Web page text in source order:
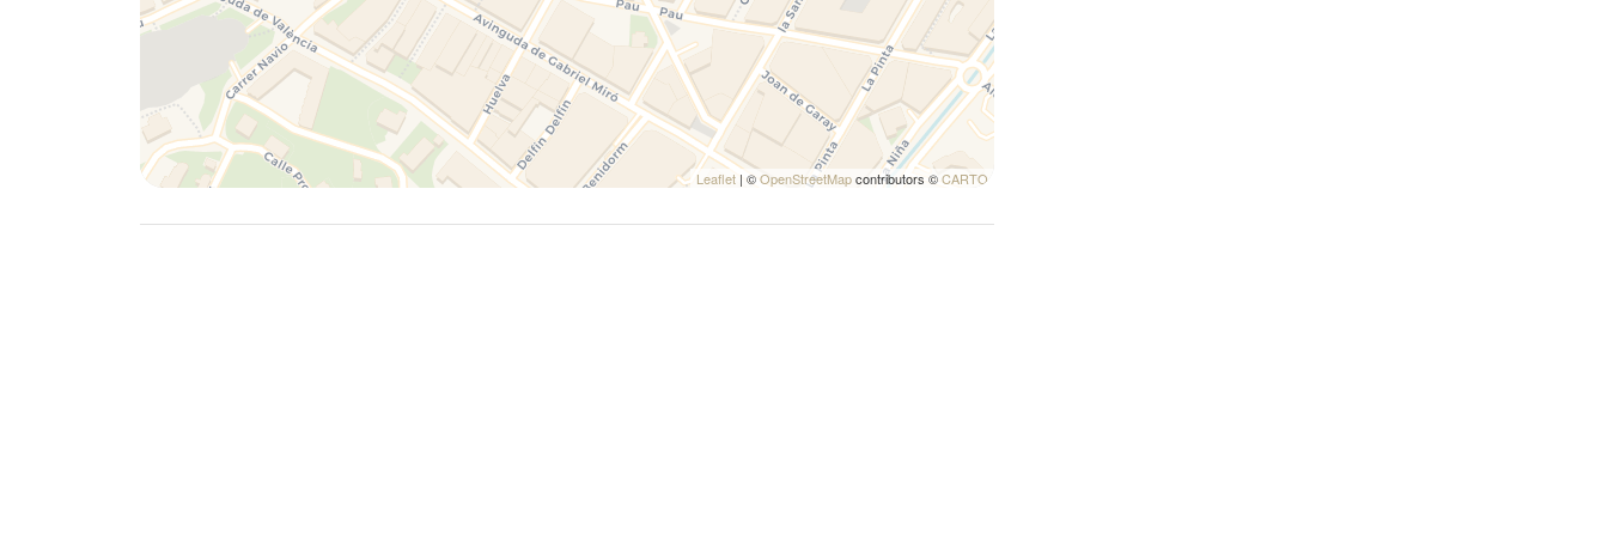
terrasse
barbecue
coin pour s'asseoir en plein air et coin repas en plein air
Informations additionnelles
Leaflet | ©OpenStreetMapcontributors ©CARTO